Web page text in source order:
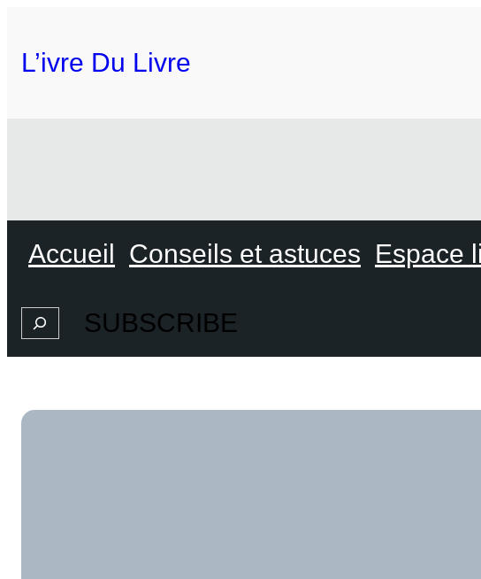
L’ivre Du Livre
Accueil Conseils et astuces Espace
SearchSUBSCRIBE